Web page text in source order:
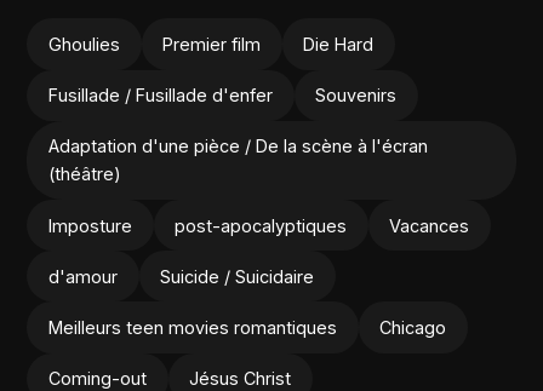
Ghoulies Premier film Die Hard
Fusillade / Fusillade d'enfer Souvenirs
Adaptation d'une pièce / De la scène à l'écran
(théâtre)
Imposture post-apocalyptiques Vacances
d'amour Suicide / Suicidaire
Meilleurs teen movies romantiques Chicago
Coming-out Jésus Christ